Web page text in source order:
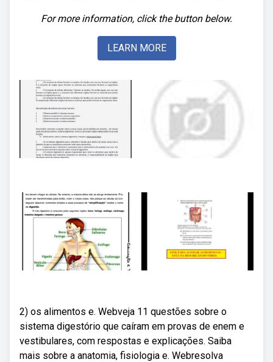
For more information, click the button below.
LEARN MORE
2) os alimentos e. Webveja 11 questões sobre o
sistema digestório que caíram em provas de enem e
vestibulares, com respostas e explicações. Saiba
mais sobre a anatomia, fisiologia e. Webresolva